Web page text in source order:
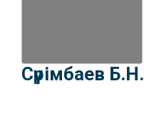
Сүрімбаев Б.Н.